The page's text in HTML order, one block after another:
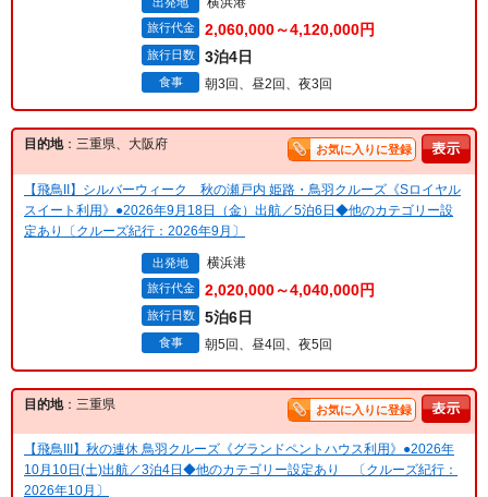
出発地
旅行代金 2,060,000～4,120,000円
旅行日数 3泊4日
食事 朝3回、昼2回、夜3回
目的地：三重県、大阪府 お気に入りに登録
【飛鳥II】シルバーウィーク 秋の瀬戸内 姫路・鳥羽クルーズ《Sロイヤル
スイート利用》●2026年9月18日（金）出航／5泊6日◆他のカテゴリー設
定あり〔クルーズ紀行：2026年9月〕
出発地 横浜港
旅行代金 2,020,000～4,040,000円
旅行日数 5泊6日
食事 朝5回、昼4回、夜5回
目的地：三重県 お気に入りに登録
【飛鳥III】秋の連休 鳥羽クルーズ《グランドペントハウス利用》●2026年
10月10日(土)出航／3泊4日◆他のカテゴリー設定あり 〔クルーズ紀行：
2026年10月〕